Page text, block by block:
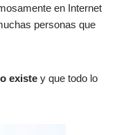
en Internet
personas que
existe y que todo lo